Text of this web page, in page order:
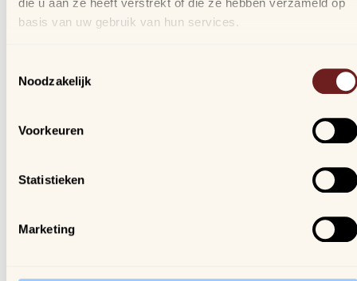
basis van uw gebruik van hun services.
Noodzakelijk
Voorkeuren
Statistieken
Marketing
Houtmarkt 6
Openingsuren winkel:
Nieuwsbrief
ontvang een kortingscode van 10%!